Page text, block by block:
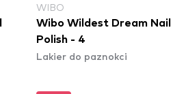
WIBO
Wibo Wildest Dream Nail
Polish - 4
Lakier do paznokci